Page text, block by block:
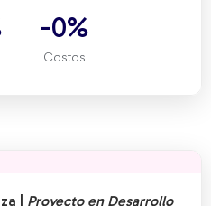
Costos
-0%
| Proyecto en Desarrollo